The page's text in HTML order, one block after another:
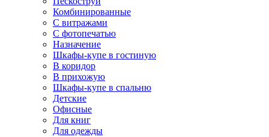
Комбинированные
С витражами
С фотопечатью
Назначение
Шкафы-купе в гостиную
В коридор
В прихожую
Шкафы-купе в спальню
Детские
Офисные
Для книг
Для одежды